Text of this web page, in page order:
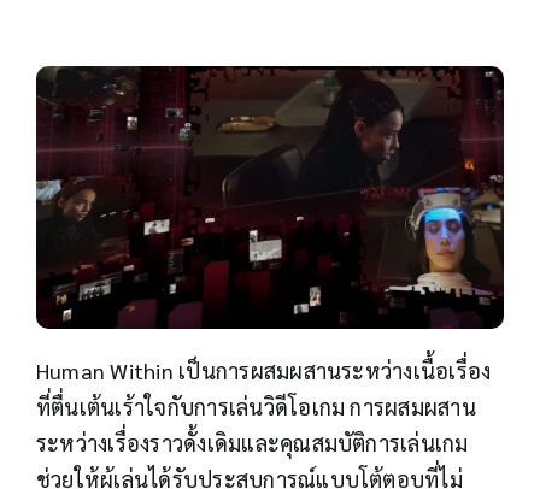
Human Within เป็นการผสมผสานระหว่างเนื้อเรื่อง
ที่ตื่นเต้นเร้าใจกับการเล่นวิดีโอเกม การผสมผสาน
ระหว่างเรื่องราวดั้งเดิมและคุณสมบัติการเล่นเกม
ช่วยให้ผู้เล่นได้รับประสบการณ์แบบโต้ตอบที่ไม่